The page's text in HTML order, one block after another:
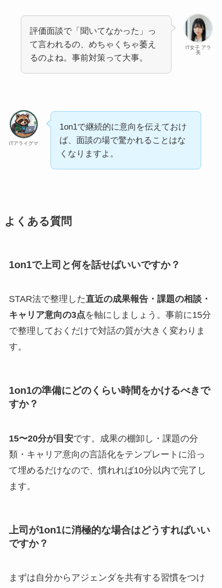
IT女子 アラ
美
評価面談で「聞いてなかった」っ
て言われるの、めちゃくちゃ萎え
るのよね。事前対策って大事。
ITアライグマ
1on1で継続的に意向を伝えておけ
ば、面談の場で驚かれることはな
くなりますよ。
よくある質問
1on1で上司と何を話せばいいですか？
STAR法で整理した直近の成果報告・課題の相談・
キャリア意向の3点を軸にしましょう。事前に15分
で整理しておくだけで対話の質が大きく変わりま
す。
1on1の準備にどのくらい時間をかけるべきで
すか？
15〜20分が目安です。成果の棚卸し・課題の分
類・キャリア意向の言語化をテンプレートに沿っ
て埋めるだけなので、慣れれば10分以内で完了し
ます。
上司が1on1に消極的な場合はどうすればいい
ですか？
まずは自分からアジェンダを共有する習慣をつけ